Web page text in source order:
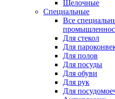
Щелочные
Специальные
Все
Для стекол
Для
Для полов
Для посуды
Для обуви
Для рук
Для